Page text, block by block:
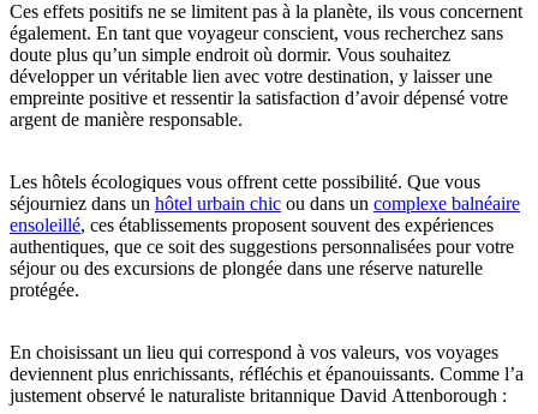
Ces effets positifs ne se limitent pas à la planète, ils vous concernent
également. En tant que voyageur conscient, vous recherchez sans
doute plus qu’un simple endroit où dormir. Vous souhaitez
développer un véritable lien avec votre destination, y laisser une
empreinte positive et ressentir la satisfaction d’avoir dépensé votre
argent de manière responsable.
Les hôtels écologiques vous offrent cette possibilité. Que vous
séjourniez dans un hôtel urbain chic ou dans un complexe balnéaire
ensoleillé, ces établissements proposent souvent des expériences
authentiques, que ce soit des suggestions personnalisées pour votre
séjour ou des excursions de plongée dans une réserve naturelle
protégée.
En choisissant un lieu qui correspond à vos valeurs, vos voyages
deviennent plus enrichissants, réfléchis et épanouissants. Comme l’a
justement observé le naturaliste britannique David Attenborough :